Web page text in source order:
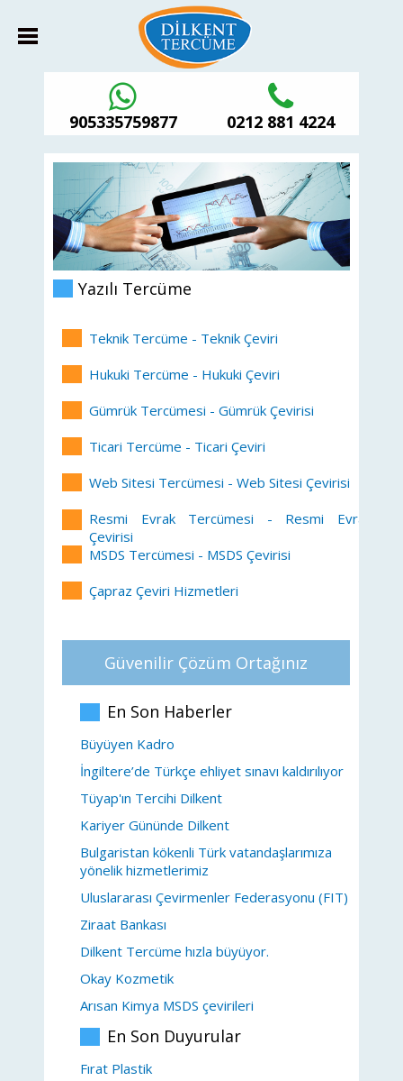
905335759877 0212 881 4224
Yazılı Tercüme
Teknik Tercüme - Teknik Çeviri
Hukuki Tercüme - Hukuki Çeviri
Gümrük Tercümesi - Gümrük Çevirisi
Ticari Tercüme - Ticari Çeviri
Web Sitesi Tercümesi - Web Sitesi Çevirisi
Resmi Evrak Tercümesi - Resmi Evrak
Çevirisi
MSDS Tercümesi - MSDS Çevirisi
Çapraz Çeviri Hizmetleri
Güvenilir Çözüm Ortağınız
En Son Haberler
Büyüyen Kadro
İngiltere’de Türkçe ehliyet sınavı kaldırılıyor
Tüyap'ın Tercihi Dilkent
Kariyer Gününde Dilkent
Bulgaristan kökenli Türk vatandaşlarımıza
yönelik hizmetlerimiz
Uluslararası Çevirmenler Federasyonu (FIT)
Ziraat Bankası
Dilkent Tercüme hızla büyüyor.
Okay Kozmetik
Arısan Kimya MSDS çevirileri
En Son Duyurular
Fırat Plastik